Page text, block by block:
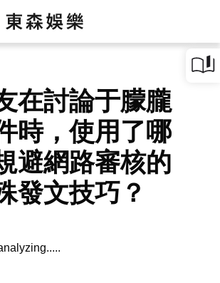
在討論于朦朧
時，使用了哪
避網路審核的
發文技巧？